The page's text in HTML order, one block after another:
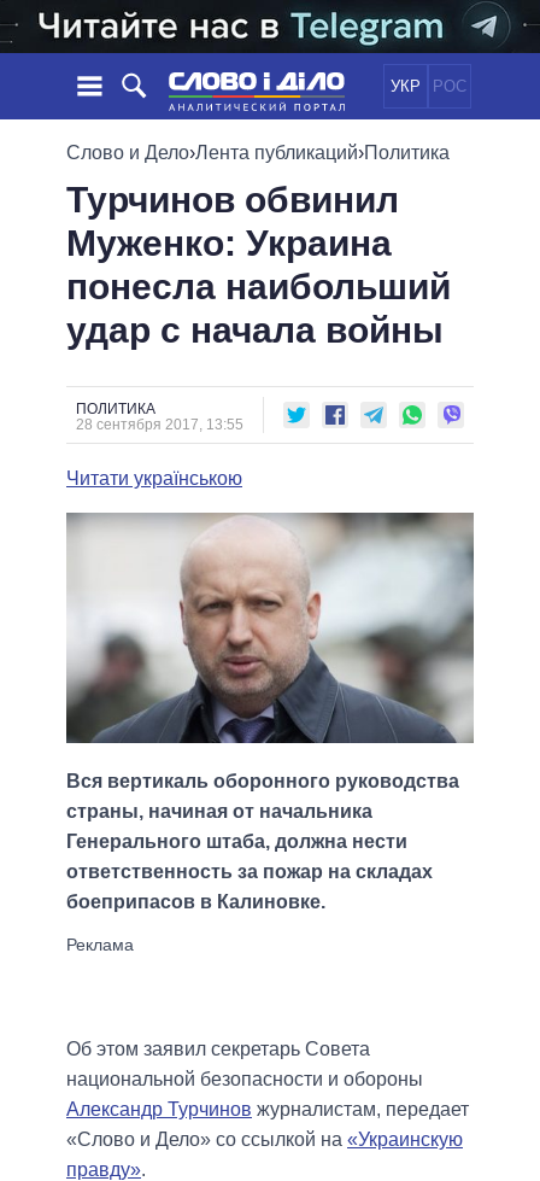
УКР РОС
НОВОСТИ
ЛЕНТА
СОБЫТИЯ
СТАТЬИ
ОБЗОРЫ
ДАЙДЖЕСТЫ
ПОЛИТИКА
ЭКОНОМИКА
ОБЩЕСТВО
ОБЕЩАНИЯ
ПОЛИТИКИ
ПРЕЗИДЕНТ И ОФИС
ВЕРХОВНАЯ РАДА
КАБИНЕТ МИНИСТРОВ
МЭРЫ
ВСЕ ПЕРСОНЫ
ПОДДЕРЖАТЬ
СРАВНЕНИЕ ПОЛИТИКОВ
Слово и Дело›Лента публикаций›Политика
Турчинов обвинил
Муженко: Украина
понесла наибольший
удар с начала войны
ПОЛИТИКА
28 сентября 2017, 13:55
Читати українською
Вся вертикаль оборонного руководства
страны, начиная от начальника
Генерального штаба, должна нести
ответственность за пожар на складах
боеприпасов в Калиновке.
Об этом заявил секретарь Совета
национальной безопасности и обороны
Александр Турчинов журналистам, передает
«Слово и Дело» со ссылкой на «Украинскую
правду».